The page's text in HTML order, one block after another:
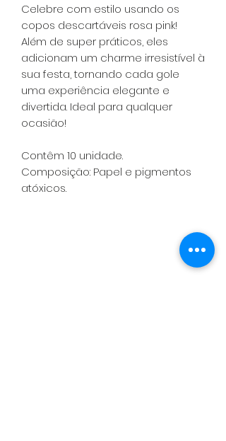
Celebre com estilo usando os
copos descartáveis rosa pink!
Além de super práticos, eles
adicionam um charme irresistível à
sua festa, tornando cada gole
uma experiência elegante e
divertida. Ideal para qualquer
ocasião!
Contêm 10 unidade.
Composição: Papel e pigmentos
atóxicos.